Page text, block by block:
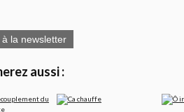
la newsletter
aussi :